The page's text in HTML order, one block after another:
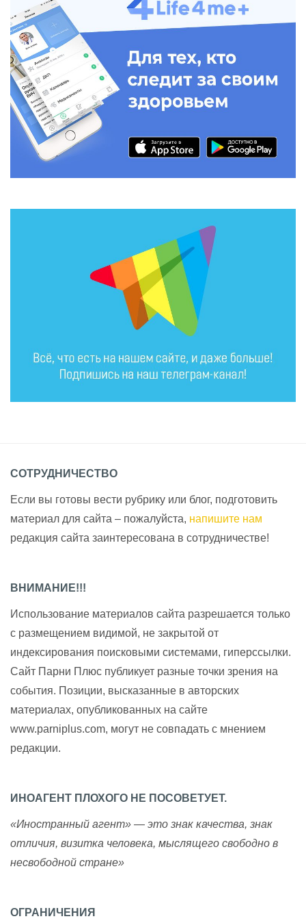
СОТРУДНИЧЕСТВО
Если вы готовы вести рубрику или блог, подготовить
материал для сайта – пожалуйста, напишите нам
редакция сайта заинтересована в сотрудничестве!
ВНИМАНИЕ!!!
Использование материалов сайта разрешается только
с размещением видимой, не закрытой от
индексирования поисковыми системами, гиперссылки.
Сайт Парни Плюс публикует разные точки зрения на
события. Позиции, высказанные в авторских
материалах, опубликованных на сайте
www.parniplus.com, могут не совпадать с мнением
редакции.
ИНОАГЕНТ ПЛОХОГО НЕ ПОСОВЕТУЕТ.
«Иностранный агент» — это знак качества, знак
отличия, визитка человека, мыслящего свободно в
несвободной стране»
ОГРАНИЧЕНИЯ